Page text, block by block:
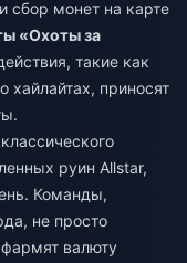
сбор монет на карте
«Охоты за
такие как
хайлайтах, приносят
руин Allstar,
Команды,
не просто
валюту